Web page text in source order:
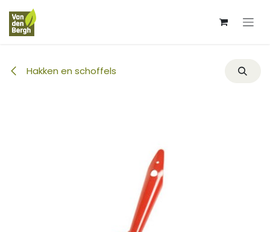
Overslaan naar inhoud
Hakken en schoffels